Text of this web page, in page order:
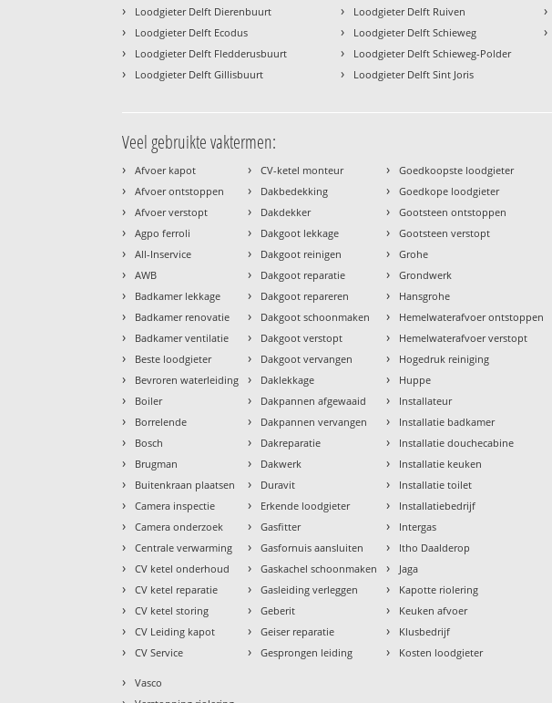
› Loodgieter Delft Dierenbuurt
› Loodgieter Delft Ecodus
› Loodgieter Delft Fledderusbuurt
› Loodgieter Delft Gillisbuurt
› Loodgieter Delft Ruiven
› Loodgieter Delft Schieweg
› Loodgieter Delft Schieweg-Polder
› Loodgieter Delft Sint Joris
›
›
Veel gebruikte vaktermen:
› Afvoer kapot
› Afvoer ontstoppen
› Afvoer verstopt
› Agpo ferroli
› All-Inservice
› AWB
› Badkamer lekkage
› Badkamer renovatie
› Badkamer ventilatie
› Beste loodgieter
› Bevroren waterleiding
› Boiler
› Borrelende
› Bosch
› Brugman
› Buitenkraan plaatsen
› Camera inspectie
› Camera onderzoek
› Centrale verwarming
› CV ketel onderhoud
› CV ketel reparatie
› CV ketel storing
› CV Leiding kapot
› CV Service
› CV-ketel monteur
› Dakbedekking
› Dakdekker
› Dakgoot lekkage
› Dakgoot reinigen
› Dakgoot reparatie
› Dakgoot repareren
› Dakgoot schoonmaken
› Dakgoot verstopt
› Dakgoot vervangen
› Daklekkage
› Dakpannen afgewaaid
› Dakpannen vervangen
› Dakreparatie
› Dakwerk
› Duravit
› Erkende loodgieter
› Gasfitter
› Gasfornuis aansluiten
› Gaskachel schoonmaken
› Gasleiding verleggen
› Geberit
› Geiser reparatie
› Gesprongen leiding
› Goedkoopste loodgieter
› Goedkope loodgieter
› Gootsteen ontstoppen
› Gootsteen verstopt
› Grohe
› Grondwerk
› Hansgrohe
› Hemelwaterafvoer ontstoppen
› Hemelwaterafvoer verstopt
› Hogedruk reiniging
› Huppe
› Installateur
› Installatie badkamer
› Installatie douchecabine
› Installatie keuken
› Installatie toilet
› Installatiebedrijf
› Intergas
› Itho Daalderop
› Jaga
› Kapotte riolering
› Keuken afvoer
› Klusbedrijf
› Kosten loodgieter
› Vasco